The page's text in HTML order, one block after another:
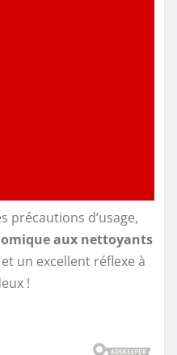
précautions d’usage,
aux nettoyants
un excellent réflexe à
!